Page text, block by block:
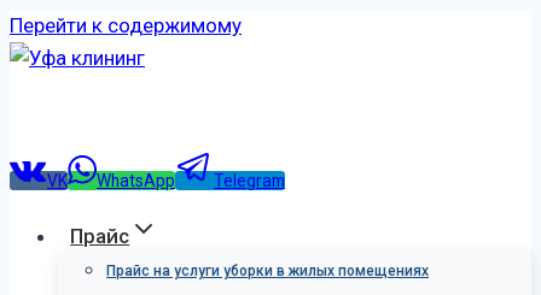
Перейти к содержимому
VK WhatsApp Telegram
Прайс
Прайс на услуги уборки в жилых помещениях